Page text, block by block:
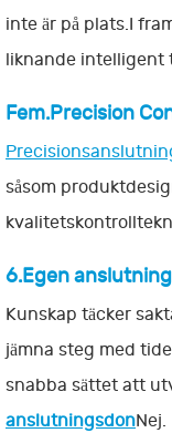
inte är på plats.I
liknande intelligent
Fem.Precision
såsom
6.Egen
Kunskap täcker
jämna steg med
snabba sättet att
anslutningsdonNej.